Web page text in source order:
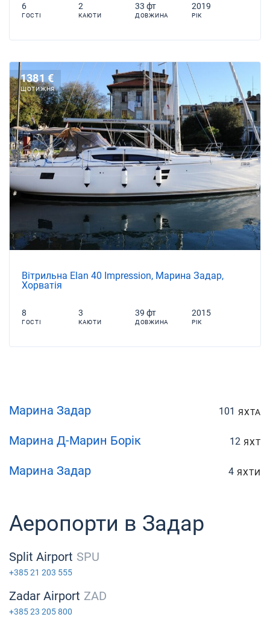
6
ГОСТІ
2
КАЮТИ
33 фт
ДОВЖИНА
2019
РІК
1381 €
ЩОТИЖНЯ
Вітрильна Elan 40 Impression, Марина Задар,
Хорватія
8
ГОСТІ
3
КАЮТИ
39 фт
ДОВЖИНА
2015
РІК
Марина Задар 101 ЯХТА
Марина Д-Марин Борік 12 ЯХТ
Марина Задар 4 ЯХТИ
Аеропорти в Задар
Split Airport SPU
+385 21 203 555
Zadar Airport ZAD
+385 23 205 800